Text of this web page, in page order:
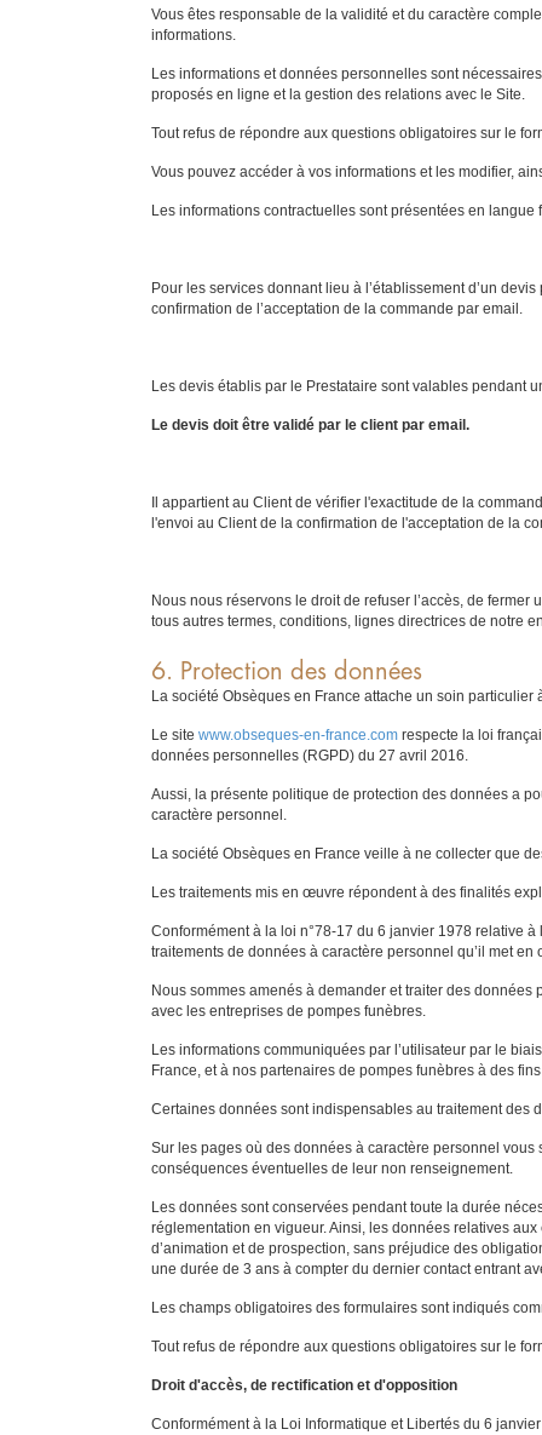
Vous êtes responsable de la validité et du caractère
informations.
Les informations et données personnelles sont
proposés en ligne et la gestion des relations avec le Site.
Tout refus de répondre aux questions obligatoires sur le
Vous pouvez accéder à vos informations et les modifier,
Les informations contractuelles sont présentées en
Pour les services donnant lieu à l’établissement d’un
confirmation de l’acceptation de la commande par email.
Les devis établis par le Prestataire sont valables pendant
Le devis doit être validé par le client par email.
Il appartient au Client de vérifier l'exactitude de la
l'envoi au Client de la confirmation de l'acceptation de la
Nous nous réservons le droit de refuser l’accès, de
tous autres termes, conditions, lignes directrices de notre
6. Protection des données
La société Obsèques en France attache un soin
Le site www.obseques-en-france.com respecte la loi
données personnelles (RGPD) du 27 avril 2016.
Aussi, la présente politique de protection des données a
caractère personnel.
La société Obsèques en France veille à ne collecter que
Les traitements mis en œuvre répondent à des finalités
Conformément à la loi n°78-17 du 6 janvier 1978 relative
traitements de données à caractère personnel qu’il met en
Nous sommes amenés à demander et traiter des
avec les entreprises de pompes funèbres.
Les informations communiquées par l’utilisateur par le
France, et à nos partenaires de pompes funèbres à des
Certaines données sont indispensables au traitement des
Sur les pages où des données à caractère personnel
conséquences éventuelles de leur non renseignement.
Les données sont conservées pendant toute la durée
réglementation en vigueur. Ainsi, les données relatives
d’animation et de prospection, sans préjudice des
une durée de 3 ans à compter du dernier contact entrant
Les champs obligatoires des formulaires sont indiqués
Tout refus de répondre aux questions obligatoires sur le
Droit d'accès, de rectification et d'opposition
Conformément à la Loi Informatique et Libertés du 6